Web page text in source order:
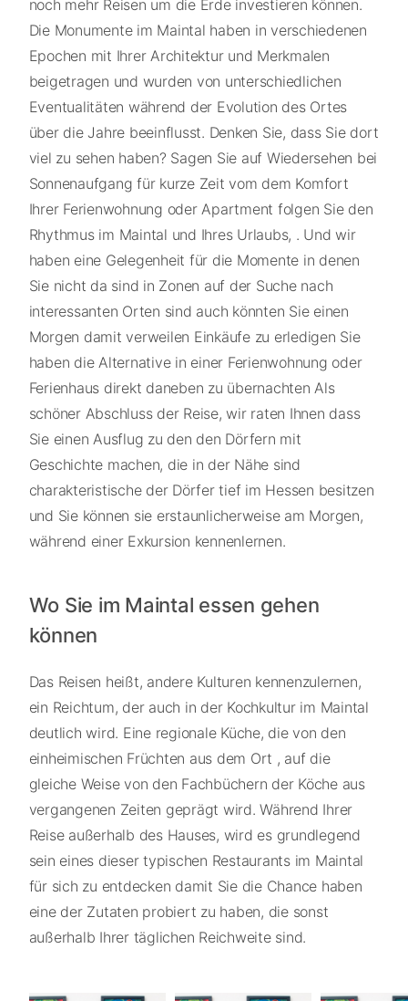
noch mehr Reisen um die Erde investieren können.
Die Monumente im Maintal haben in verschiedenen
Epochen mit Ihrer Architektur und Merkmalen
beigetragen und wurden von unterschiedlichen
Eventualitäten während der Evolution des Ortes
über die Jahre beeinflusst. Denken Sie, dass Sie dort
viel zu sehen haben? Sagen Sie auf Wiedersehen bei
Sonnenaufgang für kurze Zeit vom dem Komfort
Ihrer Ferienwohnung oder Apartment folgen Sie den
Rhythmus im Maintal und Ihres Urlaubs, . Und wir
haben eine Gelegenheit für die Momente in denen
Sie nicht da sind in Zonen auf der Suche nach
interessanten Orten sind auch könnten Sie einen
Morgen damit verweilen Einkäufe zu erledigen Sie
haben die Alternative in einer Ferienwohnung oder
Ferienhaus direkt daneben zu übernachten Als
schöner Abschluss der Reise, wir raten Ihnen dass
Sie einen Ausflug zu den den Dörfern mit
Geschichte machen, die in der Nähe sind
charakteristische der Dörfer tief im Hessen besitzen
und Sie können sie erstaunlicherweise am Morgen,
während einer Exkursion kennenlernen.
Wo Sie im Maintal essen gehen
können
Das Reisen heißt, andere Kulturen kennenzulernen,
ein Reichtum, der auch in der Kochkultur im Maintal
deutlich wird. Eine regionale Küche, die von den
einheimischen Früchten aus dem Ort , auf die
gleiche Weise von den Fachbüchern der Köche aus
vergangenen Zeiten geprägt wird. Während Ihrer
Reise außerhalb des Hauses, wird es grundlegend
sein eines dieser typischen Restaurants im Maintal
für sich zu entdecken damit Sie die Chance haben
eine der Zutaten probiert zu haben, die sonst
außerhalb Ihrer täglichen Reichweite sind.